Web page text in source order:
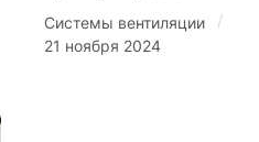
Системы вентиляции /
21 ноября 2024